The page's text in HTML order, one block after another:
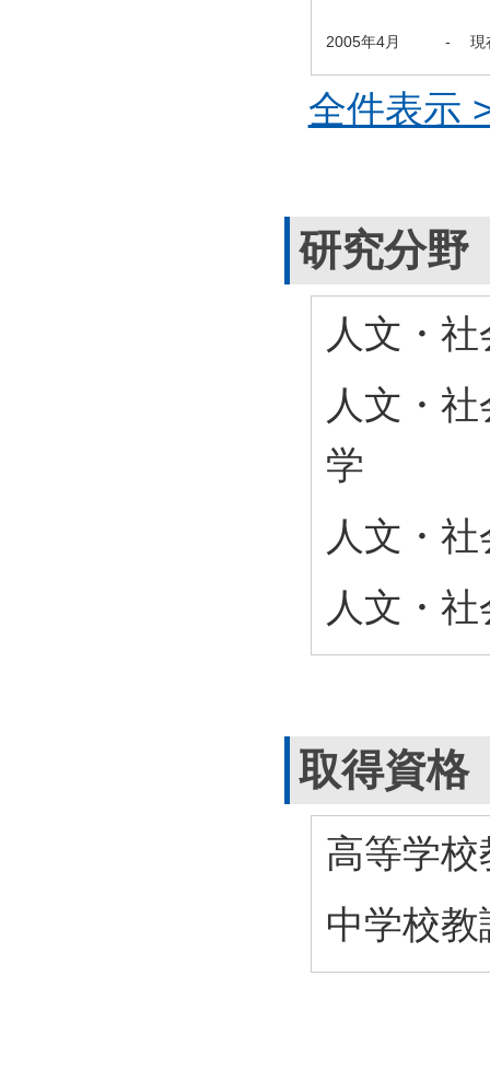
2005年4月 - 現
全件表示
研究分野
人文・
人文・
学
人文・
人文・
取得資格
高等学
中学校